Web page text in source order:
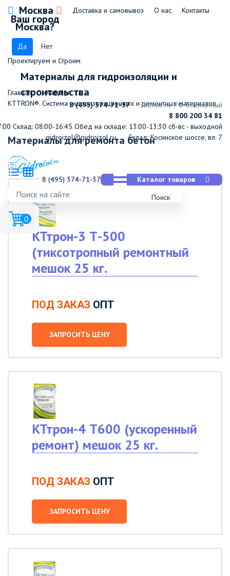
Москва
Ваш город
Москва?
Да Нет
Доставка и самовывоз О нас Контакты
Проектируем и Строим
Материалы для гидроизоляции и
строительства
8 (495) 374-71-37
Звонок по РФ бесплатный
8 800 200 34 81
Склад: 08:00-16:45 Обед на складе: 13:00-13:30 сб-вс - выходной
gidroizol@gidroizol.ru
Склад: Косинское шоссе, вл. 7
8 (495) 374-71-37
Каталог товаров
Поиск
0
Главная
Каталог
КТТRON®. Система гидроизоляционных и ремонтных материалов
Материалы для ремонта бетон
КТтрон-3 Т-500
(тиксотропный ремонтный
мешок 25 кг.
ПОД ЗАКАЗ ОПТ
ЗАПРОСИТЬ ЦЕНУ
КТтрон-4 Т600 (ускоренный
ремонт) мешок 25 кг.
ПОД ЗАКАЗ ОПТ
ЗАПРОСИТЬ ЦЕНУ